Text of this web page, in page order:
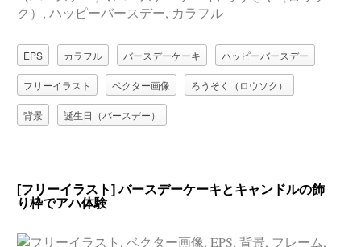
EPS カラフル バースデーケーキ ハッピーバースデー
フリーイラスト ベクター画像 ろうそく（ロウソク）
背景 誕生日（バースデー）
[フリーイラスト] バースデーケーキとキャンドルの飾
り枠でアハ体験